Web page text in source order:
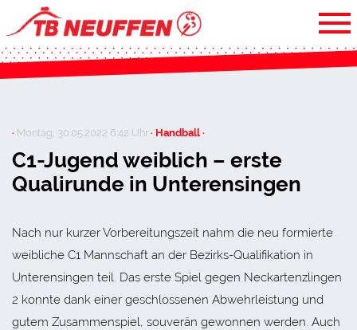
· Montag, 30.05.2022 6:42 Uhr· Handball ·
C1-Jugend weiblich – erste
Qualirunde in Unterensingen
Nach nur kurzer Vorbereitungszeit nahm die neu formierte
weibliche C1 Mannschaft an der Bezirks-Qualifikation in
Unterensingen teil. Das erste Spiel gegen Neckartenzlingen
2 konnte dank einer geschlossenen Abwehrleistung und
gutem Zusammenspiel, souverän gewonnen werden. Auch